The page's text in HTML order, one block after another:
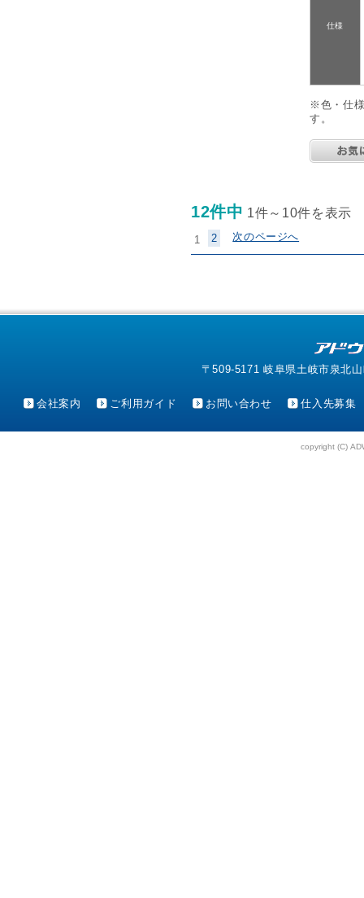
仕様
※色・仕
す。
12件中 1件～10件を表示
1 2 次のページへ
〒509-5171 岐阜県土岐市泉北
会社案内 ご利用ガイド お問い合わせ 仕入先募集
copyright (C)